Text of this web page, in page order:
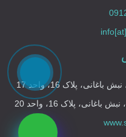
پلاک 16، واحد 17
پلاک 16، واحد 20